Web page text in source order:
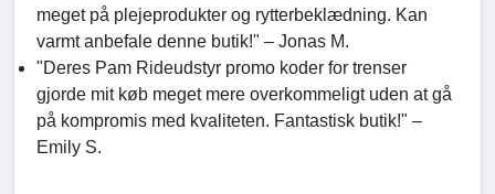
meget på plejeprodukter og rytterbeklædning. Kan
varmt anbefale denne butik!" – Jonas M.
"Deres Pam Rideudstyr promo koder for trenser
gjorde mit køb meget mere overkommeligt uden at gå
på kompromis med kvaliteten. Fantastisk butik!" –
Emily S.